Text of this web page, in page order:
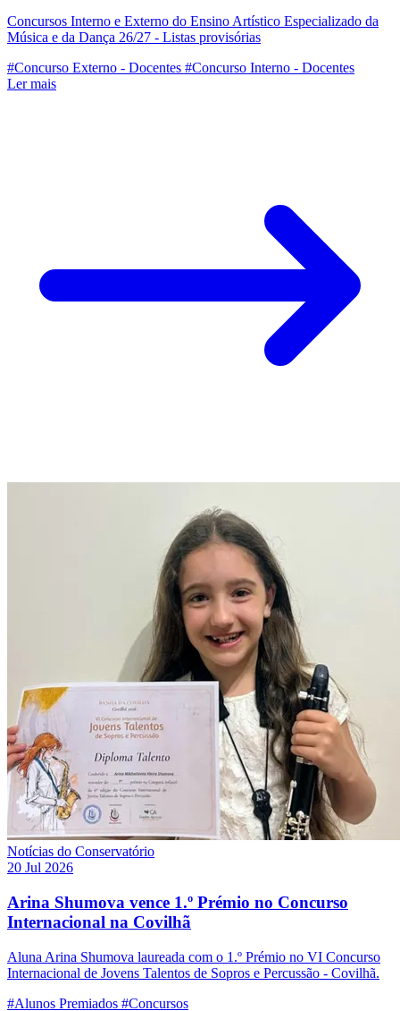
Concursos Interno e Externo do Ensino Artístico Especializado da
Música e da Dança 26/27 - Listas provisórias
#Concurso Externo - Docentes #Concurso Interno - Docentes
Ler mais
Notícias do Conservatório
20 Jul 2026
Arina Shumova vence 1.º Prémio no Concurso
Internacional na Covilhã
Aluna Arina Shumova laureada com o 1.º Prémio no VI Concurso
Internacional de Jovens Talentos de Sopros e Percussão - Covilhã.
#Alunos Premiados #Concursos